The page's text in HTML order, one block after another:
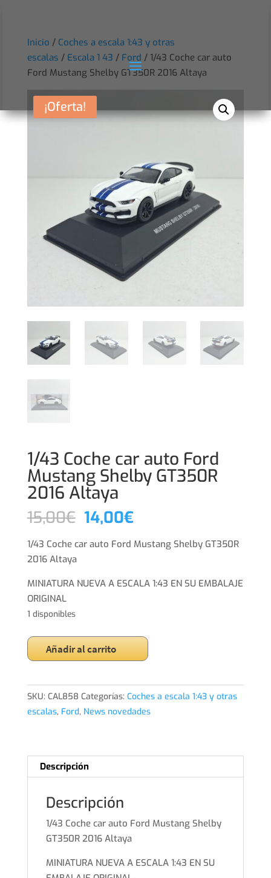
Inicio / Coches a escala 1:43 y otras
escalas / Escala 1 43 / Ford / 1/43 Coche car auto
Ford Mustang Shelby GT350R 2016 Altaya
¡Oferta!
1/43 Coche car auto Ford
Mustang Shelby GT350R
2016 Altaya
15,00€ El
original
15,00€.
14,00€El
actual
14,00€.
1/43 Coche car auto Ford Mustang Shelby GT350R
2016 Altaya
MINIATURA NUEVA A ESCALA 1:43 EN SU EMBALAJE
ORIGINAL
1 disponibles
1/43
Coche
auto
Mustang
2016
Altaya
cantidad
Añadir al carrito
SKU: CAL858 Categorías: Coches a escala 1:43 y otras
escalas, Ford, News novedades
Descripción
Descripción
1/43 Coche car auto Ford Mustang Shelby
GT350R 2016 Altaya
MINIATURA NUEVA A ESCALA 1:43 EN SU